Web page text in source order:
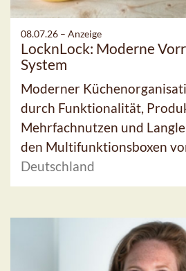
08.07.26 – Anzeige
LocknLock: Moderne
System
Moderner
durch Funktionalität,
Mehrfachnutzen und
den Multifunktionsboxen
Deutschland